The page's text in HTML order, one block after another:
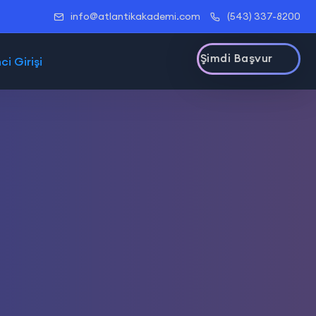
info@atlantikakademi.com (543) 337-8200
Girişi Şimdi Başvur